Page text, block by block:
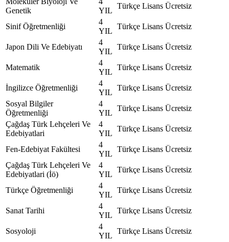
Genetik
YIL
Türkçe Lisans Ücretsiz
Sinif Öğretmenliği
4
YIL
Türkçe Lisans Ücretsiz
Japon Dili Ve Edebiyatı
4
YIL
Türkçe Lisans Ücretsiz
Matematik
4
YIL
Türkçe Lisans Ücretsiz
İngilizce Öğretmenliği
4
YIL
Türkçe Lisans Ücretsiz
Sosyal Bilgiler
Öğretmenliği
4
YIL
Türkçe Lisans Ücretsiz
Çağdaş Türk Lehçeleri Ve
Edebiyatlari
4
YIL
Türkçe Lisans Ücretsiz
Fen-Edebiyat Fakültesi
4
YIL
Türkçe Lisans Ücretsiz
Çağdaş Türk Lehçeleri Ve
Edebiyatlari (İö)
4
YIL
Türkçe Lisans Ücretsiz
Türkçe Öğretmenliği
4
YIL
Türkçe Lisans Ücretsiz
Sanat Tarihi
4
YIL
Türkçe Lisans Ücretsiz
Sosyoloji
4
YIL
Türkçe Lisans Ücretsiz